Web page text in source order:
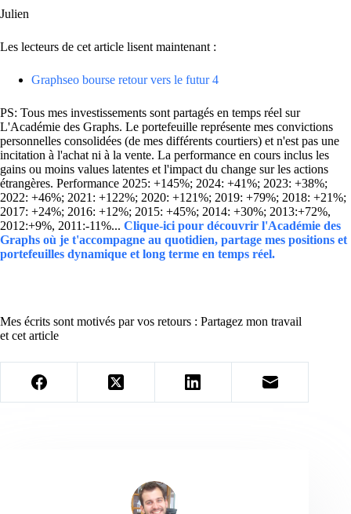
Julien
Les lecteurs de cet article lisent maintenant :
Graphseo bourse retour vers le futur 4
PS: Tous mes investissements sont partagés en temps réel sur
L'Académie des Graphs. Le portefeuille représente mes convictions
personnelles consolidées (de mes différents courtiers) et n'est pas une
incitation à l'achat ni à la vente. La performance en cours inclus les
gains ou moins values latentes et l'impact du change sur les actions
étrangères. Performance 2025: +145%; 2024: +41%; 2023: +38%;
2022: +46%; 2021: +122%; 2020: +121%; 2019: +79%; 2018: +21%;
2017: +24%; 2016: +12%; 2015: +45%; 2014: +30%; 2013:+72%,
2012:+9%, 2011:-11%... Clique-ici pour découvrir l'Académie des
Graphs où je t'accompagne au quotidien, partage mes positions et
portefeuilles dynamique et long terme en temps réel.
Mes écrits sont motivés par vos retours : Partagez mon travail
et cet article